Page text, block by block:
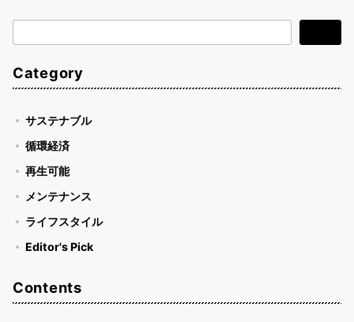
索
Category
サステナブル
循環経済
再生可能
メンテナンス
ライフスタイル
Editor's Pick
Contents